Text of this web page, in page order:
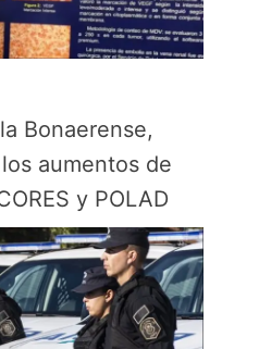
Bonaerense,
aumentos de
y POLAD